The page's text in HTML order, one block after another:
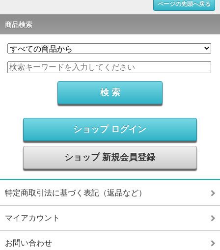
ページの先頭へ戻る
商品検索
ショップ ログイン
ショップ 新規会員登録
特定商取引法に基づく表記（返品など）
マイアカウント
お問い合わせ